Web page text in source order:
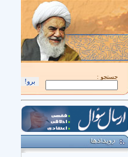
جستجو :